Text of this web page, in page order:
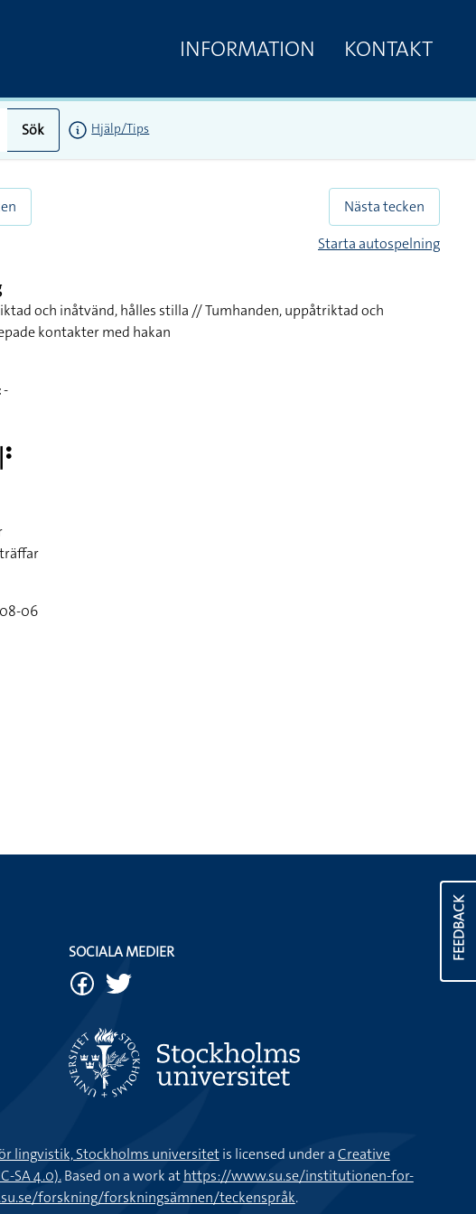
INFORMATION KONTAKT
Sök Hjälp/Tips
Nästa tecken
Starta autospelning
och inåtvänd, hålles stilla // Tumhanden, uppåtriktad och
kontakter med hakan
-
06
FEEDBACK
SOCIALA MEDIER
lingvistik, Stockholms universitetis licensed under aCreative
SA 4.0).Based on a work athttps://www.su.se/institutionen-for-
forskning/forskningsämnen/teckenspråk.